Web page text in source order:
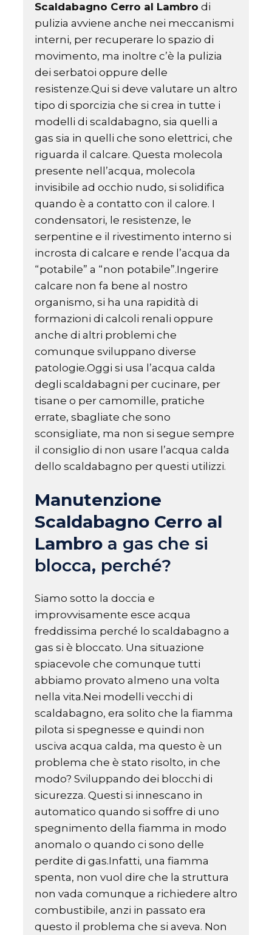
Scaldabagno Cerro al Lambro di
pulizia avviene anche nei meccanismi
interni, per recuperare lo spazio di
movimento, ma inoltre c’è la pulizia
dei serbatoi oppure delle
resistenze.Qui si deve valutare un altro
tipo di sporcizia che si crea in tutte i
modelli di scaldabagno, sia quelli a
gas sia in quelli che sono elettrici, che
riguarda il calcare. Questa molecola
presente nell’acqua, molecola
invisibile ad occhio nudo, si solidifica
quando è a contatto con il calore. I
condensatori, le resistenze, le
serpentine e il rivestimento interno si
incrosta di calcare e rende l’acqua da
“potabile” a “non potabile”.Ingerire
calcare non fa bene al nostro
organismo, si ha una rapidità di
formazioni di calcoli renali oppure
anche di altri problemi che
comunque sviluppano diverse
patologie.Oggi si usa l’acqua calda
degli scaldabagni per cucinare, per
tisane o per camomille, pratiche
errate, sbagliate che sono
sconsigliate, ma non si segue sempre
il consiglio di non usare l’acqua calda
dello scaldabagno per questi utilizzi.
Manutenzione
Scaldabagno Cerro al
Lambroa gas che si
blocca, perché?
Siamo sotto la doccia e
improvvisamente esce acqua
freddissima perché lo scaldabagno a
gas si è bloccato. Una situazione
spiacevole che comunque tutti
abbiamo provato almeno una volta
nella vita.Nei modelli vecchi di
scaldabagno, era solito che la fiamma
pilota si spegnesse e quindi non
usciva acqua calda, ma questo è un
problema che è stato risolto, in che
modo? Sviluppando dei blocchi di
sicurezza. Questi si innescano in
automatico quando si soffre di uno
spegnimento della fiamma in modo
anomalo o quando ci sono delle
perdite di gas.Infatti, una fiamma
spenta, non vuol dire che la struttura
non vada comunque a richiedere altro
combustibile, anzi in passato era
questo il problema che si aveva. Non